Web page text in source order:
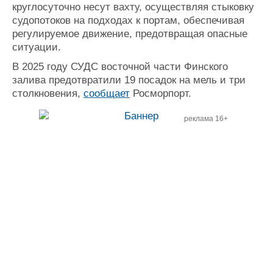
круглосуточно несут вахту, осуществляя стыковку
судопотоков на подходах к портам, обеспечивая
регулируемое движение, предотвращая опасные
ситуации.
В 2025 году СУДС восточной части Финского
залива предотвратили 19 посадок на мель и три
столкновения, сообщает Росморпорт.
реклама 16+